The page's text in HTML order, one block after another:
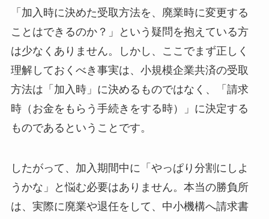
「加入時に決めた受取方法を、廃業時に変更する
ことはできるのか？」という疑問を抱えている方
は少なくありません。しかし、ここでまず正しく
理解しておくべき事実は、小規模企業共済の受取
方法は「加入時」に決めるものではなく、「請求
時（お金をもらう手続きをする時）」に決定する
ものであるということです。
したがって、加入期間中に「やっぱり分割にしよ
うかな」と悩む必要はありません。本当の勝負所
は、実際に廃業や退任をして、中小機構へ請求書